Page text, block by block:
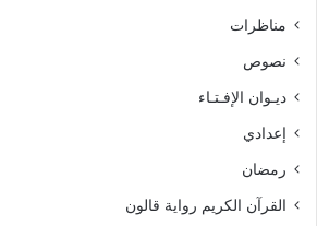
مناظرات
نصوص
ديـوان الإفـتـاء
إعدادي
رمضان
القرآن الكريم رواية قالون